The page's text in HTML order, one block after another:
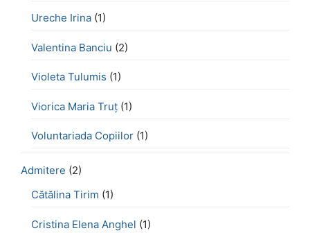
Ureche Irina (1)
Valentina Banciu (2)
Violeta Tulumis (1)
Viorica Maria Truț (1)
Voluntariada Copiilor (1)
Admitere (2)
Cătălina Tirim (1)
Cristina Elena Anghel (1)